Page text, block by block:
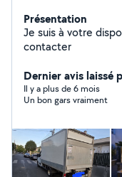
Présentation
Je suis à votre disposition 7/7
contacter
Dernier avis laissé
Il y a plus de 6 mois
Un bon gars vraiment